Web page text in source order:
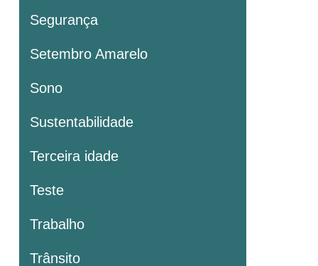
Segurança
Setembro Amarelo
Sono
Sustentabilidade
Terceira idade
Teste
Trabalho
Trânsito